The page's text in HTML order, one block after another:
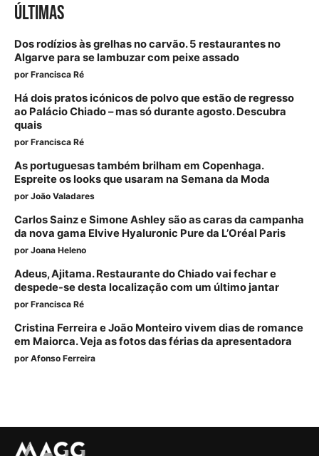
ÚLTIMAS
Dos rodízios às grelhas no carvão. 5 restaurantes no
Algarve para se lambuzar com peixe assado
por Francisca Ré
Há dois pratos icónicos de polvo que estão de regresso
ao Palácio Chiado – mas só durante agosto. Descubra
quais
por Francisca Ré
As portuguesas também brilham em Copenhaga.
Espreite os looks que usaram na Semana da Moda
por João Valadares
Carlos Sainz e Simone Ashley são as caras da campanha
da nova gama Elvive Hyaluronic Pure da L’Oréal Paris
por Joana Heleno
Adeus, Ajitama. Restaurante do Chiado vai fechar e
despede-se desta localização com um último jantar
por Francisca Ré
Cristina Ferreira e João Monteiro vivem dias de romance
em Maiorca. Veja as fotos das férias da apresentadora
por Afonso Ferreira